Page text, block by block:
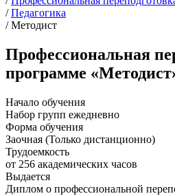
/ Педагогика
/ Методист
Профессиональная
программе
Начало обучения
Набор групп ежедневно
Форма обучения
Заочная (Только дистанционно)
Трудоемкость
от 256 академических часов
Выдается
Диплом о профессиональной